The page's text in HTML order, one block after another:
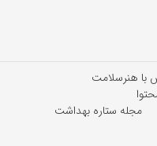
با هنرسلامت
مجله ستاره بهداشت